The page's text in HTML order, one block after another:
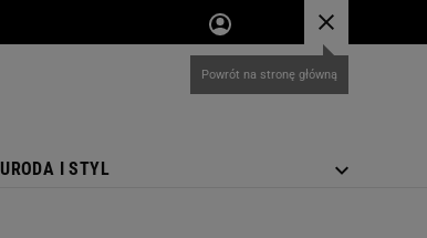
URODA I STYL